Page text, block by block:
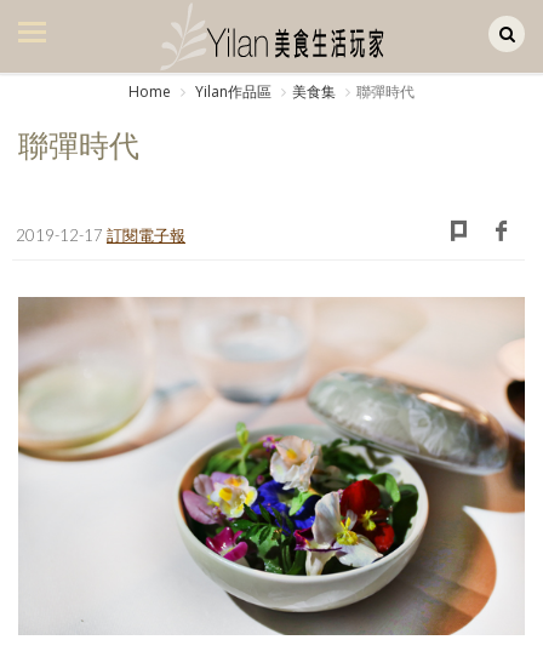
美食集
生活風
書房集
餐桌週記
影音區
Home Yilan作品區 美食集 聯彈時代
聯彈時代
2019-12-17 訂閱電子報